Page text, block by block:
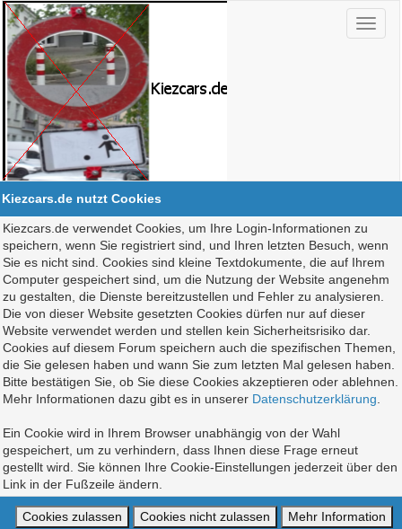
Kiezcars.de nutzt Cookies
Kiezcars.de verwendet Cookies, um Ihre Login-Informationen zu
speichern, wenn Sie registriert sind, und Ihren letzten Besuch, wenn
Sie es nicht sind. Cookies sind kleine Textdokumente, die auf Ihrem
Computer gespeichert sind, um die Nutzung der Website angenehm
zu gestalten, die Dienste bereitzustellen und Fehler zu analysieren.
Die von dieser Website gesetzten Cookies dürfen nur auf dieser
Website verwendet werden und stellen kein Sicherheitsrisiko dar.
Cookies auf diesem Forum speichern auch die spezifischen Themen,
die Sie gelesen haben und wann Sie zum letzten Mal gelesen haben.
Bitte bestätigen Sie, ob Sie diese Cookies akzeptieren oder ablehnen.
Mehr Informationen dazu gibt es in unserer Datenschutzerklärung
Ein Cookie wird in Ihrem Browser unabhängig von der Wahl
gespeichert, um zu verhindern, dass Ihnen diese Frage erneut
gestellt wird. Sie können Ihre Cookie-Einstellungen jederzeit über den
Link in der Fußzeile ändern.